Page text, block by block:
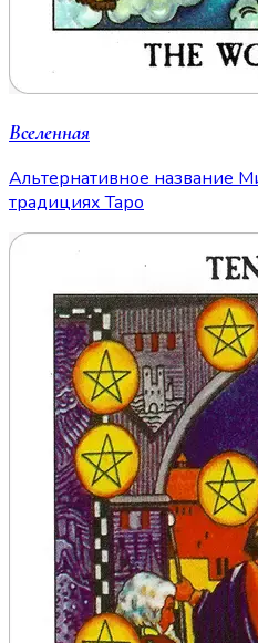
Вселенная
Альтернативное название
традициях Таро